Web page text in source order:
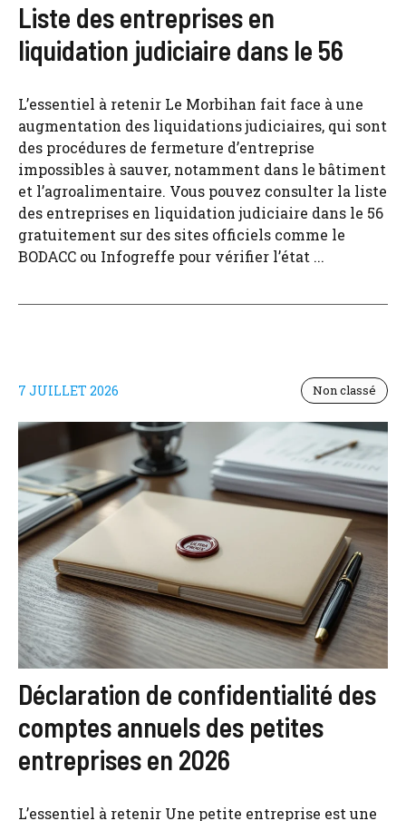
Liste des entreprises en
liquidation judiciaire dans le 56
L’essentiel à retenir Le Morbihan fait face à une
augmentation des liquidations judiciaires, qui sont
des procédures de fermeture d’entreprise
impossibles à sauver, notamment dans le bâtiment
et l’agroalimentaire. Vous pouvez consulter la liste
des entreprises en liquidation judiciaire dans le 56
gratuitement sur des sites officiels comme le
BODACC ou Infogreffe pour vérifier l’état ...
7 JUILLET 2026 Non classé
Déclaration de confidentialité des
comptes annuels des petites
entreprises en 2026
L’essentiel à retenir Une petite entreprise est une